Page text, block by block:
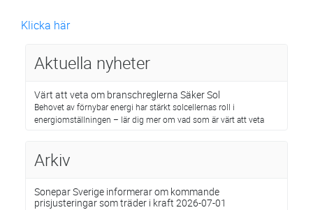
Klicka här
Aktuella nyheter
Värt att veta om branschreglerna Säker Sol
Behovet av förnybar energi har stärkt solcellernas roll i
energiomställningen – lär dig mer om vad som är värt att veta
Arkiv
Sonepar Sverige informerar om kommande
prisjusteringar som träder i kraft 2026-07-01